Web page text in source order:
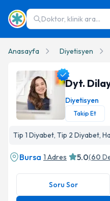
Doktor, klinik ara...
Anasayfa Diyetisyen
Dyt.
Diyetisyen
Takip Et
Tip 1 Diyabet, Tip 2 Diyabet,
Bursa 1 Adres 5.0(60
Soru Sor